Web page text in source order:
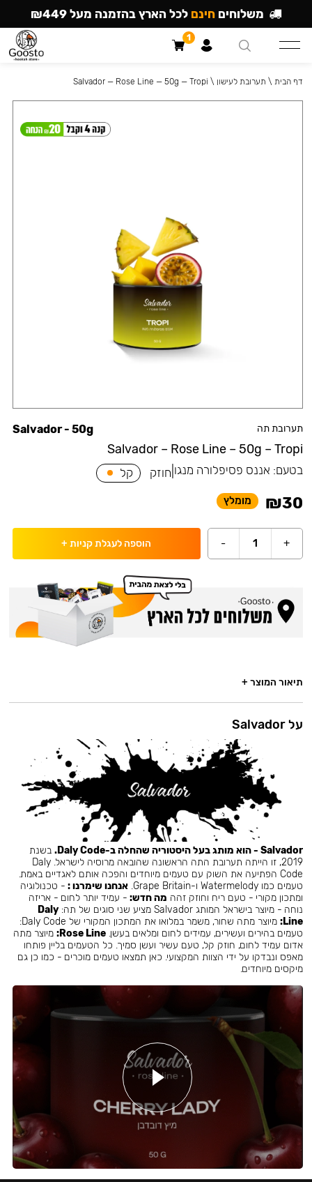
תערובת תה
Salvador – Rose Line – 50g – Tropi
Salvador - 50g
בטעם: אננס פסיפלורה מנגו חוזק קל
₪30 מומלץ
+
1
- הוספה לעגלת קניות +
דף הבית \ תערובת לעישון \
Salvador — Rose Line — 50g — Tropi
תיאור המוצר +
על Salvador
Salvador - הוא מותג בעל היסטוריה שהחלה ב-Daly Code.
בשנת
2019, זו הייתה תערובת התה הראשונה שהובאה מרוסיה לישראל. Daly
Code הפתיעה את השוק עם טעמים מיוחדים והפכה אותם לאגדיים באמת.
טעמים כמו Watermelody ו-Grape Britain.
אנחנו שימרנו : - טכנולוגיה
ומתכון מקורי - טעם ריח וחוזק זהה מה חדש: - עמיד יותר לחום - אריזה
נוחה - מיוצר בישראל המותג Salvador מציע שני סוגים של תה:
Daly
Line:
מיוצר מתה שחור, משמר במלואו את המתכון המקורי של Daly Code:
טעמים בהירים ועשירים, עמידים לחום ומלאים בעשן.Rose Line: מיוצר מתה
אדום עמיד לחום, חוזק קל, טעם עשיר ועשן סמיך. כל הטעמים בליין פותחו
מאפס ונבדקו על ידי הצוות המקצועי. כאן תמצאו טעמים מוכרים - כמו כן גם
מיקסים מיוחדים.
משלוחים חינם לכל הארץ בהזמנה מעל ₪449
1